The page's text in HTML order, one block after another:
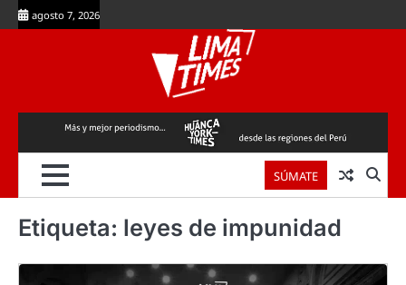
Skip
to
agosto 7, 2026
SÚMATE
Etiqueta: leyes de impunidad